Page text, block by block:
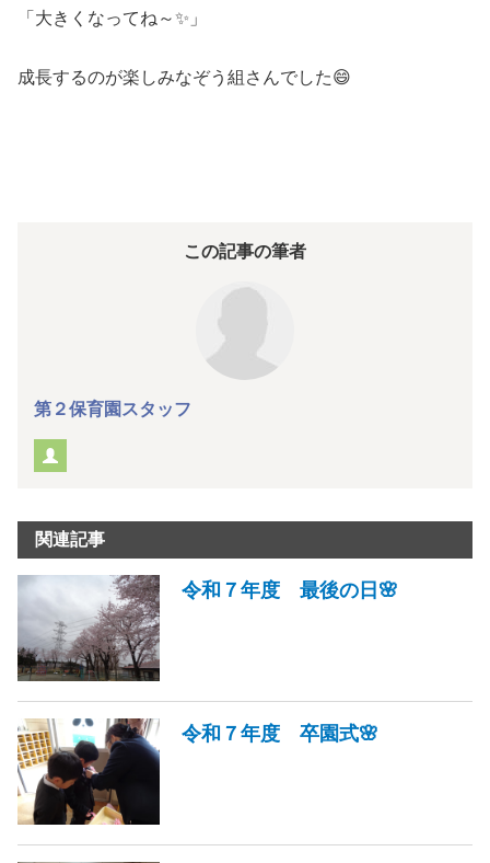
「大きくなってね～✨」
成長するのが楽しみなぞう組さんでした😄
この記事の筆者
第２保育園スタッフ
関連記事
令和７年度 最後の日🌸
令和７年度 卒園式🌸